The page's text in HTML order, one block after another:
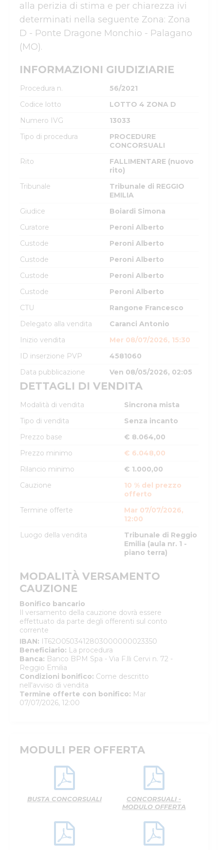
alla perizia di stima e per chiarezza ivi
determinati nella seguente Zona: Zona
D - Ponte Dragone Monchio - Palagano
INFORMAZIONI GIUDIZIARIE
Procedura n.
56/2021
Codice lotto
LOTTO 4 ZONA D
Numero IVG
13033
Tipo di procedura
PROCEDURE
CONCORSUALI
Rito
FALLIMENTARE (nuovo
rito)
Tribunale
Tribunale di REGGIO
EMILIA
Giudice
Boiardi Simona
Curatore
Peroni Alberto
Custode
Peroni Alberto
Custode
Peroni Alberto
Custode
Peroni Alberto
Custode
Peroni Alberto
CTU
Rangone Francesco
Delegato alla vendita
Caranci Antonio
Inizio vendita
Mer 08/07/2026, 15:30
ID inserzione PVP
4581060
Data pubblicazione
Ven 08/05/2026, 02:05
DETTAGLI DI VENDITA
Modalità di vendita
Sincrona mista
Tipo di vendita
Senza incanto
Prezzo base
€ 8.064,00
Prezzo minimo
€ 6.048,00
Rilancio minimo
€ 1.000,00
Cauzione
10 % del prezzo
offerto
Termine offerte
Mar 07/07/2026,
12:00
Luogo della vendita
Tribunale di Reggio
Emilia (aula nr. 1 -
piano terra)
MODALITÀ VERSAMENTO
CAUZIONE
Bonifico bancario
Il versamento della cauzione dovrà essere
effettuato da parte degli offerenti sul conto
corrente
IBAN: IT62O0503412803000000023350
Beneficiario: La procedura
Banca: Banco BPM Spa - Via F.lli Cervi n. 72 -
Reggio Emilia
Condizioni bonifico: Come descritto
nell'avviso di vendita
Termine offerte con bonifico: Mar
07/07/2026, 12:00
MODULI PER OFFERTA
BUSTA CONCORSUALI
CONCORSUALI -
MODULO OFFERTA